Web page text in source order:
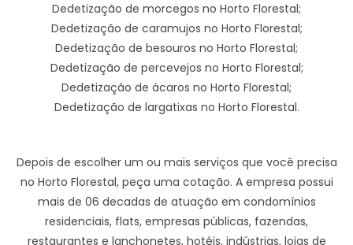
Dedetização de morcegos no Horto Florestal;
Dedetização de caramujos no Horto Florestal;
Dedetização de besouros no Horto Florestal;
Dedetização de percevejos no Horto Florestal;
Dedetização de ácaros no Horto Florestal;
Dedetização de largatixas no Horto Florestal.
Depois de escolher um ou mais serviços que você precisa
no Horto Florestal, peça uma cotação. A empresa possui
mais de 06 decadas de atuação em condomínios
residenciais, flats, empresas públicas, fazendas,
restaurantes e lanchonetes, hotéis, indústrias, lojas de